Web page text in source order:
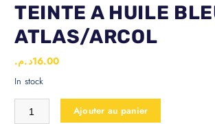
TEINTE A HUILE
ATLAS/ARCOL
16.00د.م.
In stock
Ajouter au panier